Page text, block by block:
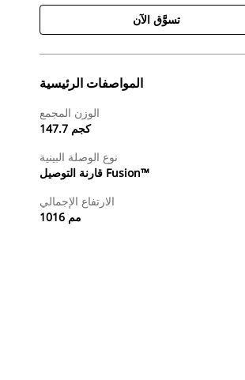
تسوَّق الآن
المواصفات الرئيسية
الوزن المجمع
147.7 كجم
نوع الوصلة البينية
قارنة التوصيل Fusion™
الارتفاع الإجمالي
1016 مم